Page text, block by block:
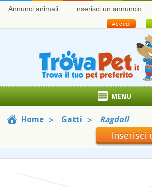
Annunci animali Inserisci un annuncio
Accedi
MENU
Home Gatti Ragdoll
Inserisci